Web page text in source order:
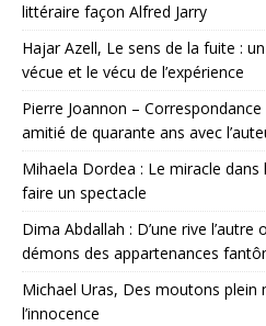
littéraire façon Alfred Jarry
Hajar Azell, Le sens de la fuite :
vécue et le vécu de l’expérience
Pierre Joannon –
amitié de quarante ans avec
Mihaela Dordea : Le miracle
faire un spectacle
Dima Abdallah : D’une rive
démons des appartenances
Michael Uras, Des moutons plein
l’innocence